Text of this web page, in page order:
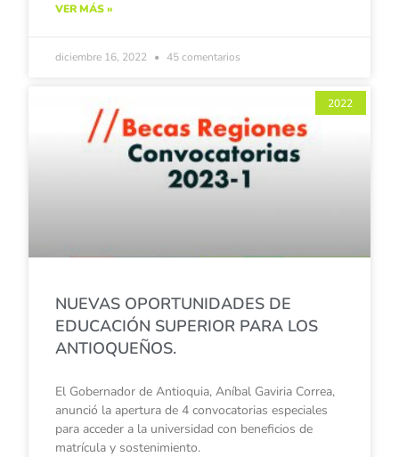
VER MÁS »
diciembre 16, 2022 45 comentarios
2022
NUEVAS OPORTUNIDADES DE
EDUCACIÓN SUPERIOR PARA LOS
ANTIOQUEÑOS.
El Gobernador de Antioquia, Aníbal Gaviria Correa,
anunció la apertura de 4 convocatorias especiales
para acceder a la universidad con beneficios de
matrícula y sostenimiento.